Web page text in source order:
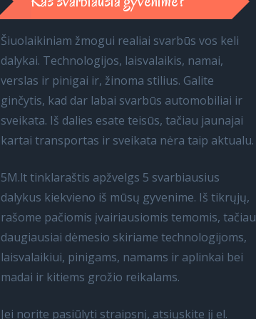
Šiuolaikiniam žmogui realiai svarbūs vos keli
dalykai. Technologijos, laisvalaikis, namai,
verslas ir pinigai ir, žinoma stilius. Galite
ginčytis, kad dar labai svarbūs automobiliai ir
sveikata. Iš dalies esate teisūs, tačiau jaunajai
kartai transportas ir sveikata nėra taip aktualu.
5M.lt tinklaraštis apžvelgs 5 svarbiausius
dalykus kiekvieno iš mūsų gyvenime. Iš tikrųjų,
rašome pačiomis įvairiausiomis temomis, tačiau
daugiausiai dėmesio skiriame technologijoms,
laisvalaikiui, pinigams, namams ir aplinkai bei
madai ir kitiems grožio reikalams.
Jei norite pasiūlyti straipsnį, atsiųskite jį el.